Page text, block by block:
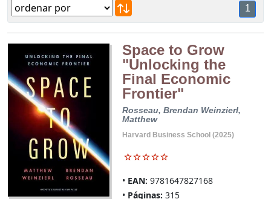
1
Space to Grow
"Unlocking the
Final Economic
Frontier"
Rosseau, Brendan Weinzierl,
Matthew
Harvard Business School (2025)
EAN: 9781647827168
Páginas: 315